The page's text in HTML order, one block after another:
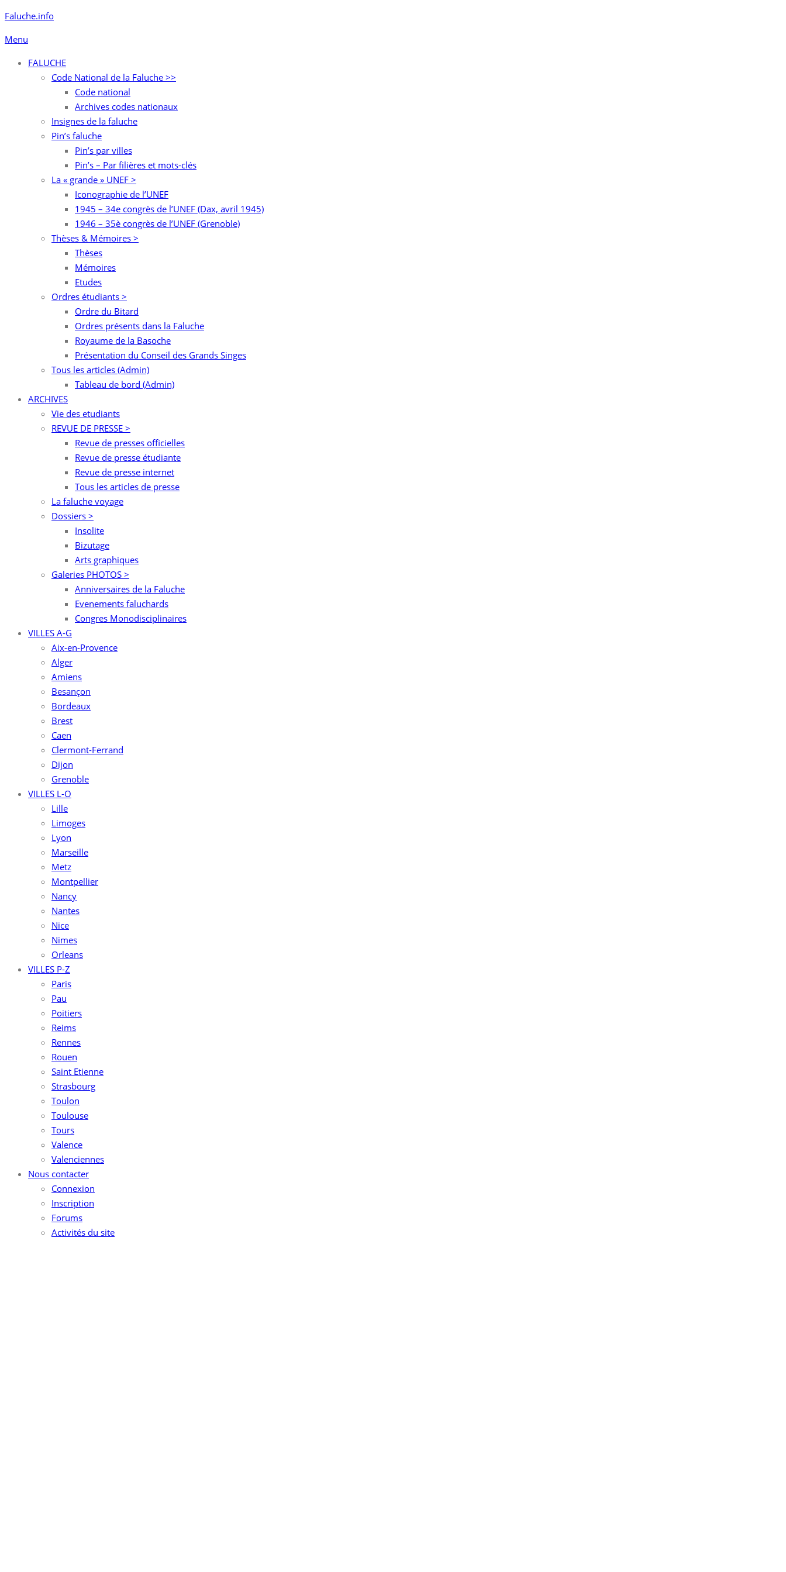
Aller
contenu
Faluche.info
Menu
FALUCHE
Code National de la Faluche >>
Code national
Archives codes nationaux
Insignes de la faluche
Pin’s faluche
Pin’s par villes
Pin’s – Par filières et mots-clés
La « grande » UNEF >
Iconographie de l’UNEF
1945 – 34e congrès de l’UNEF (Dax, avril 1945)
1946 – 35è congrès de l’UNEF (Grenoble)
Thèses & Mémoires >
Thèses
Mémoires
Etudes
Ordres étudiants >
Ordre du Bitard
Ordres présents dans la Faluche
Royaume de la Basoche
Présentation du Conseil des Grands Singes
Tous les articles (Admin)
Tableau de bord (Admin)
ARCHIVES
Vie des etudiants
REVUE DE PRESSE >
Revue de presses officielles
Revue de presse étudiante
Revue de presse internet
Tous les articles de presse
La faluche voyage
Dossiers >
Insolite
Bizutage
Arts graphiques
Galeries PHOTOS >
Anniversaires de la Faluche
Evenements faluchards
Congres Monodisciplinaires
VILLES A-G
Aix-en-Provence
Alger
Amiens
Besançon
Bordeaux
Brest
Caen
Clermont-Ferrand
Dijon
Grenoble
VILLES L-O
Lille
Limoges
Lyon
Marseille
Metz
Montpellier
Nancy
Nantes
Nice
Nimes
Orleans
VILLES P-Z
Paris
Pau
Poitiers
Reims
Rennes
Rouen
Saint Etienne
Strasbourg
Toulon
Toulouse
Tours
Valence
Valenciennes
Nous contacter
Connexion
Inscription
Forums
Activités du site